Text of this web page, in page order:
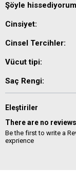
Şöyle
Cinsiyet:
Cinsel Tercihler:
Vücut tipi:
Saç Rengi:
Eleştiriler
There are no
Be the first to write a
exprience